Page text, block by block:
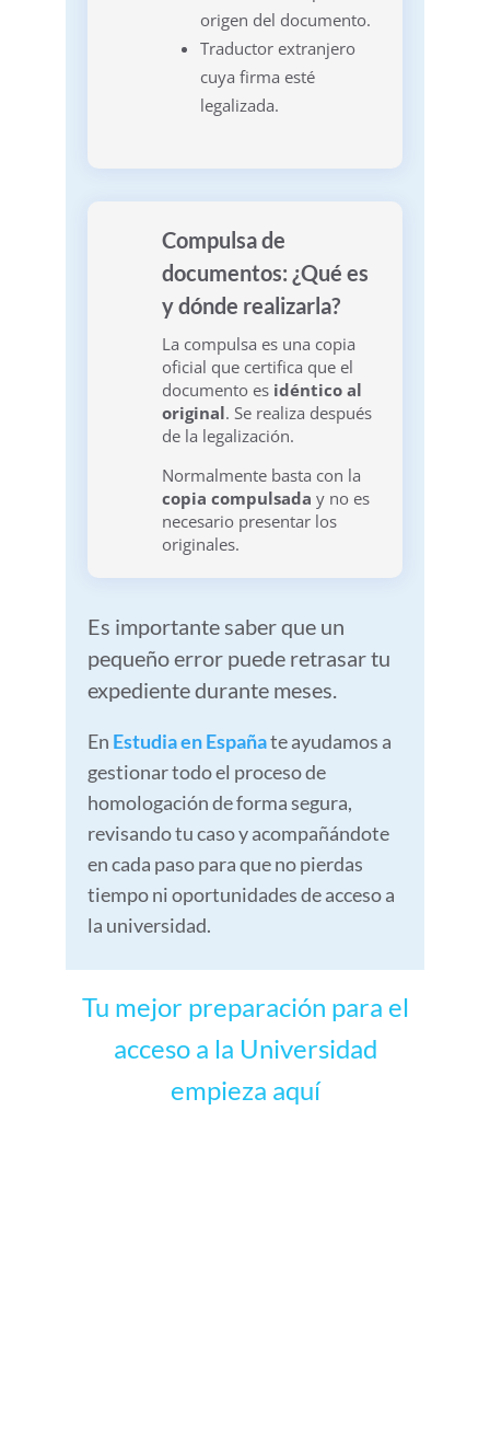
origen del documento.
Traductor extranjero
cuya firma esté
legalizada.
Compulsa de
documentos: ¿Qué es
y dónde realizarla?
La compulsa es una copia
oficial que certifica que el
documento es idéntico al
original. Se realiza después
de la legalización.
Normalmente basta con la
copia compulsada y no es
necesario presentar los
originales.
Es importante saber que un
pequeño error puede retrasar tu
expediente durante meses.
En Estudia en Españate ayudamos a
gestionar todo el proceso de
homologación de forma segura,
revisando tu caso y acompañándote
en cada paso para que no pierdas
tiempo ni oportunidades de acceso a
la universidad.
Tu mejor preparación para el
acceso a la Universidad
empieza aquí